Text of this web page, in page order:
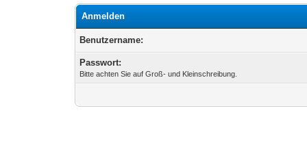
Anmelden
Benutzername:
Passwort:
Bitte achten Sie auf Groß- und Kleinschreibung.